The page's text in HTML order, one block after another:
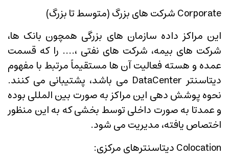
Corporate شرکت های بزرگ (متوسط تا بزرگ)
این مراکز داده سازمان های بزرگی همچون بانک ها،
شرکت های بیمه، شرکت های نفتی ،.... را که قسمت
عمده و هسته فعالیت آن ها مستقیماً مرتبط با مفهوم
دیتاسنتر DataCenter می باشد، پشتیبانی می کنند.
نحوه پوشش دهی این مراکز به صورت بین المللی بوده
و عمدتا به صورت داخلی توسط بخشی که به این منظور
اختصاص یافته، مدیریت می شود.
Colocation دیتاسنترهای مرکزی: